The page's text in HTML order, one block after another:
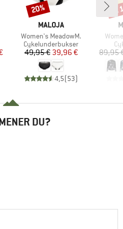
MÆRKE
MALOJA
Artikel
Women's MeadowM.
Produktgruppe
Cykelunderbukser
Pris
49,95 €Nedsat pris
39,96 €
4,5(53)
Rabat
20%
Artikel
89,95
DU?